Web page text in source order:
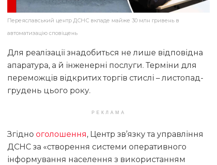
Переяславський центр ДСНС вкладе майже 30 млн гривень в
автоматизацію сповіщень
Для реалізації знадобиться не лише відповідна
апаратура, а й інженерні послуги. Терміни для
переможців відкритих торгів стислі – листопад-
грудень цього року.
РЕКЛАМА
Згідно оголошення, Центр зв’язку та управління
ДСНС за «створення системи оперативного
інформування населення з використанням